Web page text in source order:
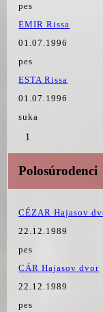
pes
EMIR Rissa
01.07.1996
pes
ESTA Rissa
01.07.1996
suka
1
Polosúrodenci
CÉZAR Hajasov
22.12.1989
pes
CÁR Hajasov dvor
22.12.1989
pes